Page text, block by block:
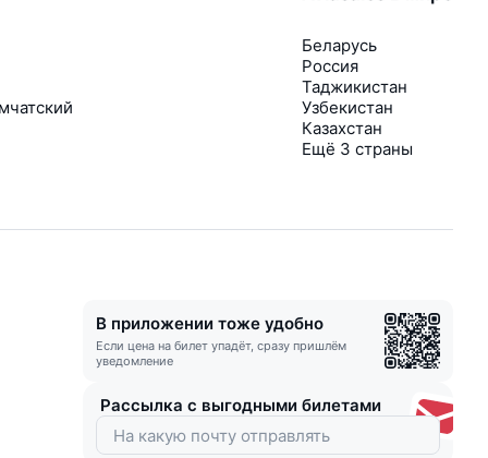
Беларусь
Россия
Таджикистан
Узбекистан
Казахстан
Ещё 3 страны
В приложении тоже удобно
Если цена на билет упадёт, сразу пришлём
уведомление
Рассылка с выгодными билетами